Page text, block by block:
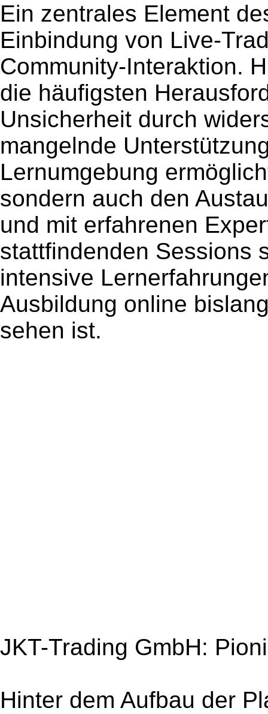
Ein zentrales Element
Einbindung von Live-
Community-Interaktion.
die häufigsten
Unsicherheit durch
mangelnde
Lernumgebung
sondern auch den
und mit erfahrenen
stattfindenden Sessions
intensive
Ausbildung online
sehen ist.
JKT-Trading GmbH:
Hinter dem Aufbau der